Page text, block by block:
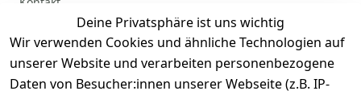
Deine Privatsphäre ist uns wichtig
Wir verwenden Cookies und ähnliche Technologien auf
unserer Website und verarbeiten personenbezogene
Daten von Besucher:innen unserer Webseite (z.B. IP-
Registrieren
Zahlung und Versand